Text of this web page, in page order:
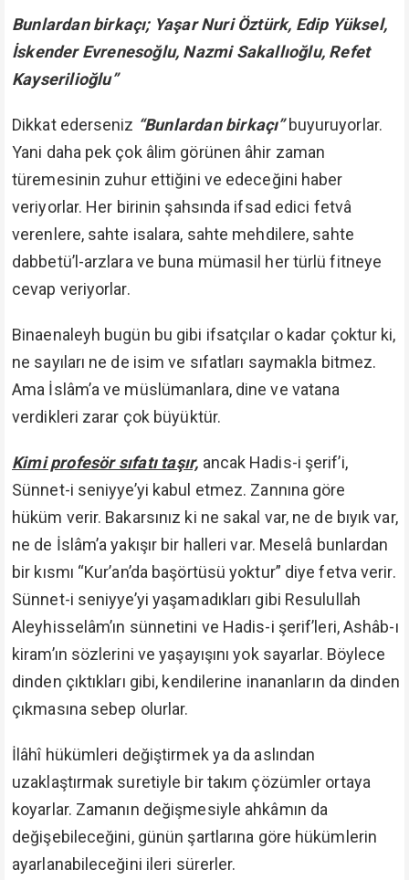
Bunlardan birkaçı; Yaşar Nuri Öztürk, Edip Yüksel,
İskender Evrenesoğlu, Nazmi Sakallıoğlu, Refet
Kayserilioğlu”
Dikkat ederseniz “Bunlardan birkaçı”buyuruyorlar.
Yani daha pek çok âlim görünen âhir zaman
türemesinin zuhur ettiğini ve edeceğini haber
veriyorlar. Her birinin şahsında ifsad edici fetvâ
verenlere, sahte isalara, sahte mehdilere, sahte
dabbetü’l-arzlara ve buna mümasil her türlü fitneye
cevap veriyorlar.
Binaenaleyh bugün bu gibi ifsatçılar o kadar çoktur ki,
ne sayıları ne de isim ve sıfatları saymakla bitmez.
Ama İslâm’a ve müslümanlara, dine ve vatana
verdikleri zarar çok büyüktür.
Kimi profesör sıfatı taşır, ancak Hadis-i şerif’i,
Sünnet-i seniyye’yi kabul etmez. Zannına göre
hüküm verir. Bakarsınız ki ne sakal var, ne de bıyık var,
ne de İslâm’a yakışır bir halleri var. Meselâ bunlardan
bir kısmı “Kur’an’da başörtüsü yoktur” diye fetva verir.
Sünnet-i seniyye’yi yaşamadıkları gibi Resulullah
Aleyhisselâm’ın sünnetini ve Hadis-i şerif’leri, Ashâb-ı
kiram’ın sözlerini ve yaşayışını yok sayarlar. Böylece
dinden çıktıkları gibi, kendilerine inananların da dinden
çıkmasına sebep olurlar.
İlâhî hükümleri değiştirmek ya da aslından
uzaklaştırmak suretiyle bir takım çözümler ortaya
koyarlar. Zamanın değişmesiyle ahkâmın da
değişebileceğini, günün şartlarına göre hükümlerin
ayarlanabileceğini ileri sürerler.